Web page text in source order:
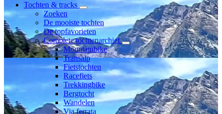
Tochten & tracks
Zoeken
De mooiste tochten
De topfavorieten
Complete tochtenarchief
Mountainbike
Transalp
Fietstochten
Racefiets
Trekkingbike
Bergtocht
Wandelen
Via ferrata